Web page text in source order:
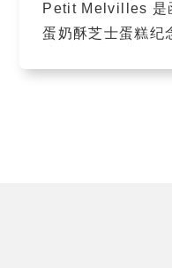
Petit Melvilles 是
蛋奶酥芝士蛋糕纪